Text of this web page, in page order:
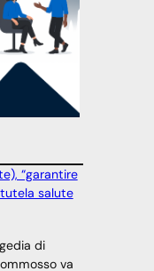
“garantire
salute
di
va